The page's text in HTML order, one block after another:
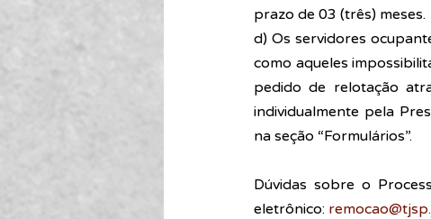
prazo de 03 (três) meses.
d) Os servidores
como aqueles
pedido de relotação
individualmente pela
na seção “Formulários”.
Dúvidas sobre o
eletrônico: